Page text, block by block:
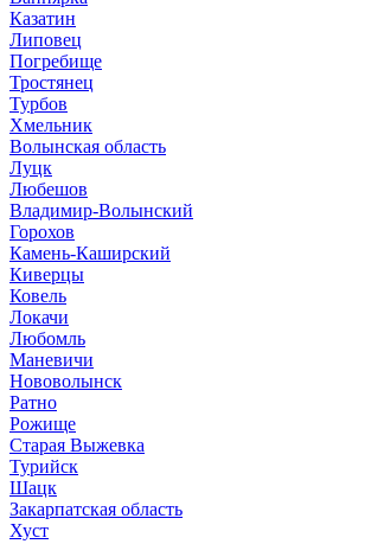
Казатин
Липовец
Погребище
Тростянец
Турбов
Хмельник
Волынская область
Луцк
Любешов
Владимир-Волынский
Горохов
Камень-Каширский
Киверцы
Ковель
Локачи
Любомль
Маневичи
Нововолынск
Ратно
Рожище
Старая Выжевка
Турийск
Шацк
Закарпатская область
Хуст